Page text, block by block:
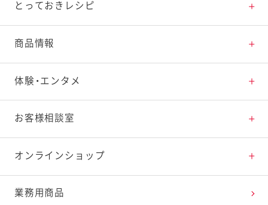
とっておきレシピ
とっておきレシピトップ
素材の知識
料理の基本
特集レシピ
レシピランキング
商品情報
商品情報トップ
新商品・リニューアル品一覧
販売終了商品一覧
体験・エンタメ
体験・エンタメトップ
マヨテラス（見学施設）
オープンキッチン（工場見学）
お客様相談室
お客様相談室トップ
よくお寄せいただくご質問
オンラインショップ
Qummy
業務用商品